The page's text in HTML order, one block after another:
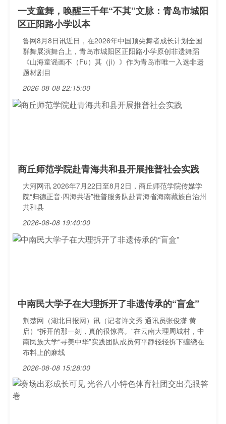
一支童舞，唤醒三千年“不其”文脉：青岛市城阳
区正阳路小学以本
鲁网8月8日讯近日，在2026年中国顶尖舞者成长计划全国
群舞展演舞台上，青岛市城阳区正阳路小学原创非遗舞蹈
《山海童谣画不（Fu）其（ji）》作为青岛市唯一入选非遗
题材剧目
2026-08-08 22:15:00
商丘师范学院赴青海共和县开展推普社会实践
大河网讯 2026年7月22日至8月2日，商丘师范学院传媒学
院“归德正音·四海共语”推普服务队赴青海省海南藏族自治州
共和县
2026-08-08 19:40:00
中南民大学子在大理拆开了非遗传承的“盲盒”
荆楚网（湖北日报网）讯（记者许文秀 通讯员张俊潇 黄
启）“拆开的那一刻，真的很惊喜。”在云南大理周城村，中
南民族大学“寻美中华”实践团队成员何平静轻轻拆下缠绕在
布料上的麻线
2026-08-08 15:28:00